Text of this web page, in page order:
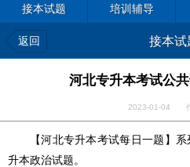
接本试题 培训辅导
返回 接本试
河北专升本考试公
2023-01-04
【河北专升本考试每日一题】
升本政治试题。